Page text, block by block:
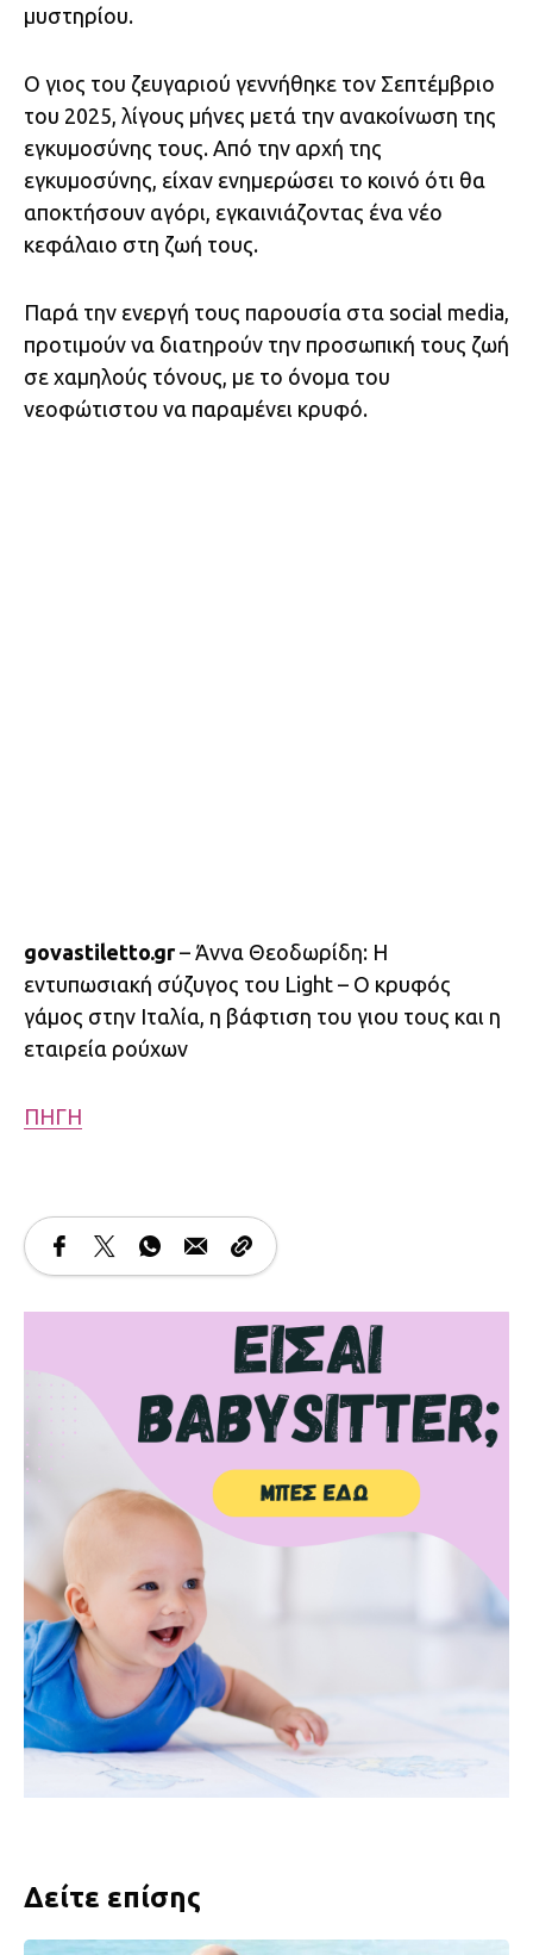
μυστηρίου.
Ο γιος του ζευγαριού γεννήθηκε τον Σεπτέμβριο
του 2025, λίγους μήνες μετά την ανακοίνωση της
εγκυμοσύνης τους. Από την αρχή της
εγκυμοσύνης, είχαν ενημερώσει το κοινό ότι θα
αποκτήσουν αγόρι, εγκαινιάζοντας ένα νέο
κεφάλαιο στη ζωή τους.
Παρά την ενεργή τους παρουσία στα social media,
προτιμούν να διατηρούν την προσωπική τους ζωή
σε χαμηλούς τόνους, με το όνομα του
νεοφώτιστου να παραμένει κρυφό.
govastiletto.gr– Άννα Θεοδωρίδη: Η
εντυπωσιακή σύζυγος του Light – Ο κρυφός
γάμος στην Ιταλία, η βάφτιση του γιου τους και η
εταιρεία ρούχων
ΠΗΓΗ
Δείτε επίσης